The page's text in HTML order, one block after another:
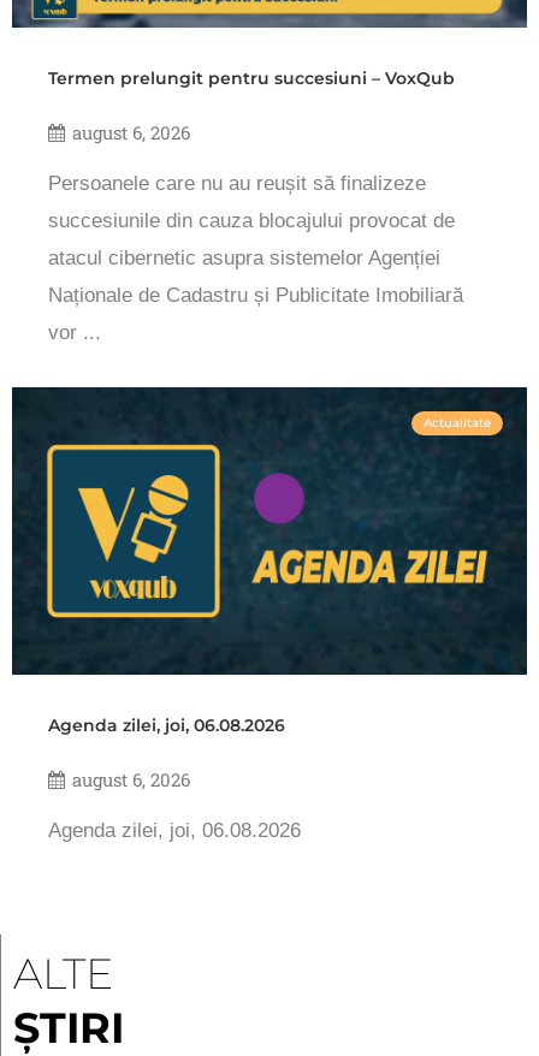
Termen prelungit pentru succesiuni – VoxQub
august 6, 2026
Persoanele care nu au reușit să finalizeze
succesiunile din cauza blocajului provocat de
atacul cibernetic asupra sistemelor Agenției
Naționale de Cadastru și Publicitate Imobiliară
vor ...
Actualitate
Agenda zilei, joi, 06.08.2026
august 6, 2026
Agenda zilei, joi, 06.08.2026
ALTE
ȘTIRI